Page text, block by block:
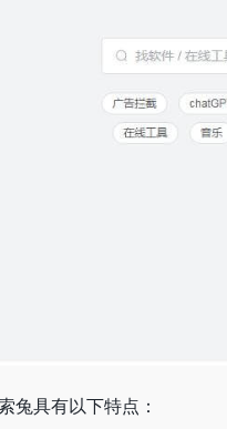
兔具有以下特点：